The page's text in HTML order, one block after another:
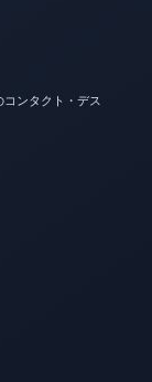
ンタクト・デス